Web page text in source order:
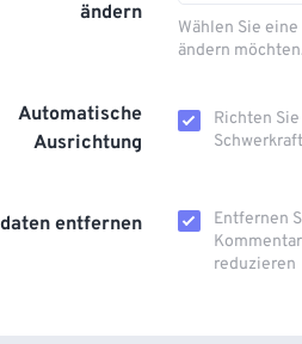
ändern
Wählen Sie
ändern
Automatische
Ausrichtung
Richten
entfernen
Entfernen
reduzieren